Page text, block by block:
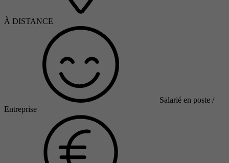
À DISTANCE
Salarié en poste /
Entreprise